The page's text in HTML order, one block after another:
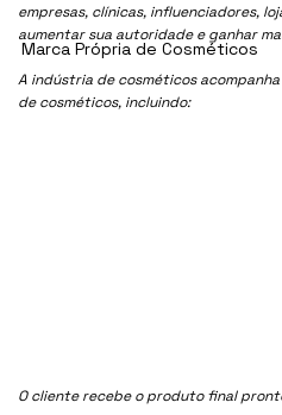
empresas, clínicas, influenciadores,
aumentar sua autoridade e ganhar
A indústria de cosméticos
de cosméticos, incluindo:
O cliente recebe o produto final
Marca Própria de Cosméticos